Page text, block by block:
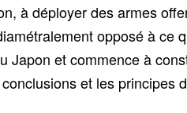
à déployer des armes
opposé à ce
et commence à
et les principes